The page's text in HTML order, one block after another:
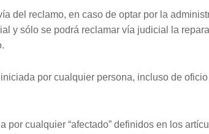
del reclamo, en caso de optar por la
y sólo se podrá reclamar vía judicial la
por cualquier persona, incluso de
por cualquier “afectado” definidos en los